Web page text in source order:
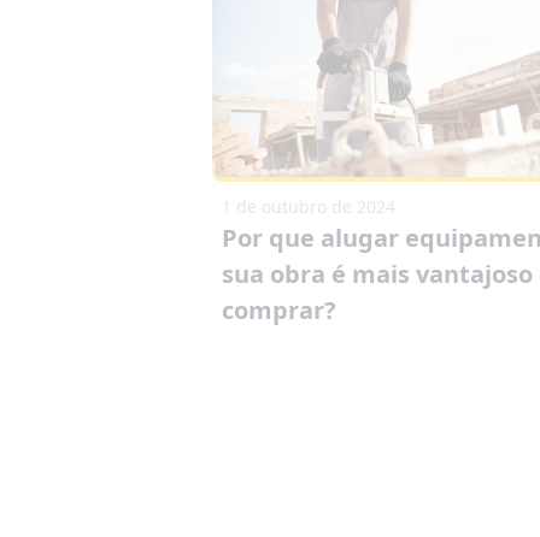
1 de outubro de 2024
Por que alugar
sua obra é mais vantajoso
comprar?